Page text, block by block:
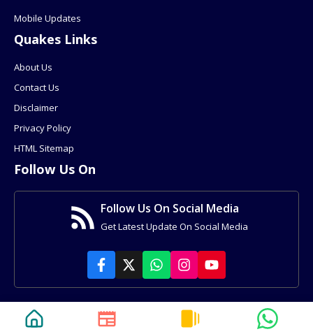
Mobile Updates
Quakes Links
About Us
Contact Us
Disclaimer
Privacy Policy
HTML Sitemap
Follow Us On
Follow Us On Social Media
Get Latest Update On Social Media